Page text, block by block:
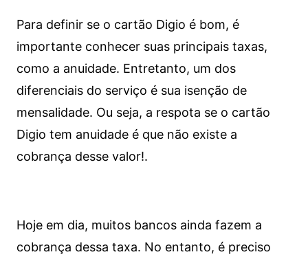
Para definir se o cartão Digio é bom, é
importante conhecer suas principais taxas,
como a anuidade. Entretanto, um dos
diferenciais do serviço é sua isenção de
mensalidade. Ou seja, a respota se o cartão
Digio tem anuidade é que não existe a
cobrança desse valor!.
Hoje em dia, muitos bancos ainda fazem a
cobrança dessa taxa. No entanto, é preciso